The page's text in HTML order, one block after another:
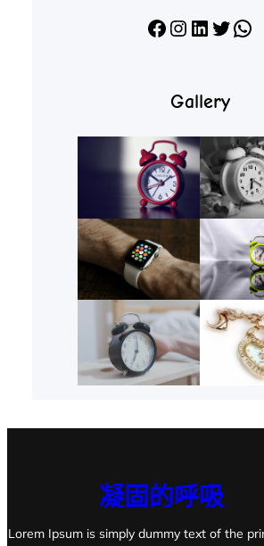
Facebook Instagram LinkedIn X WhatsApp
Gallery
凝固的呼吸
Lorem Ipsum is simply dummy text of the